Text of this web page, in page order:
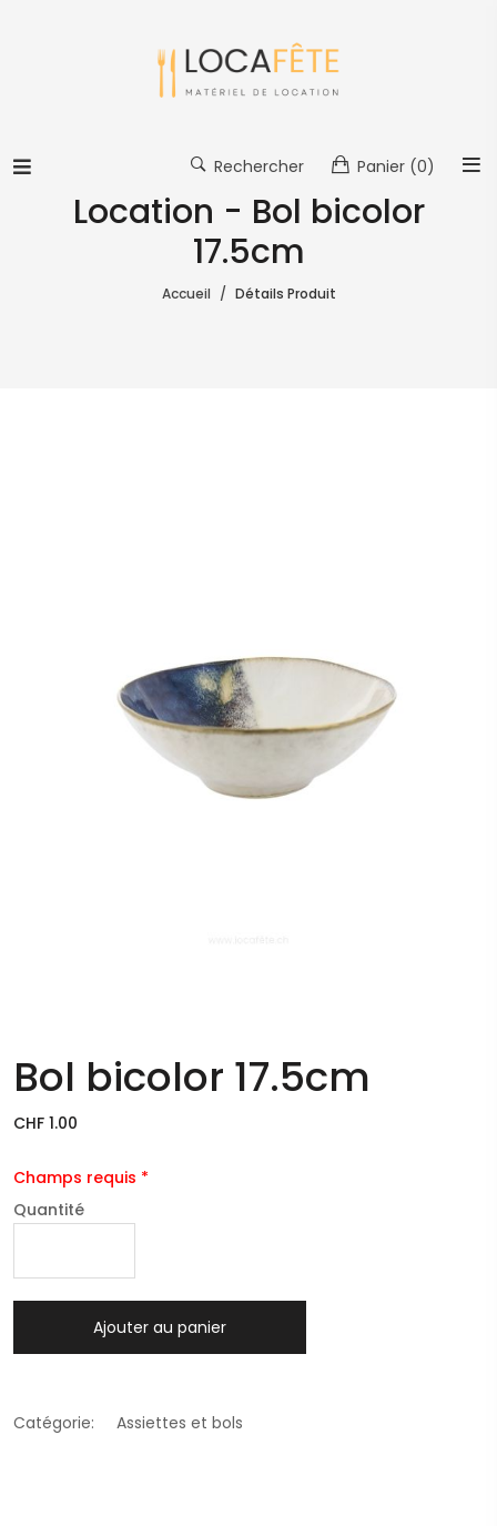
Rechercher Panier (0)
Location - Bol bicolor
17.5cm
Accueil Détails Produit
Bol bicolor 17.5cm
CHF 1.00
Champs requis *
Quantité
Ajouter au panier
Catégorie: Assiettes et bols